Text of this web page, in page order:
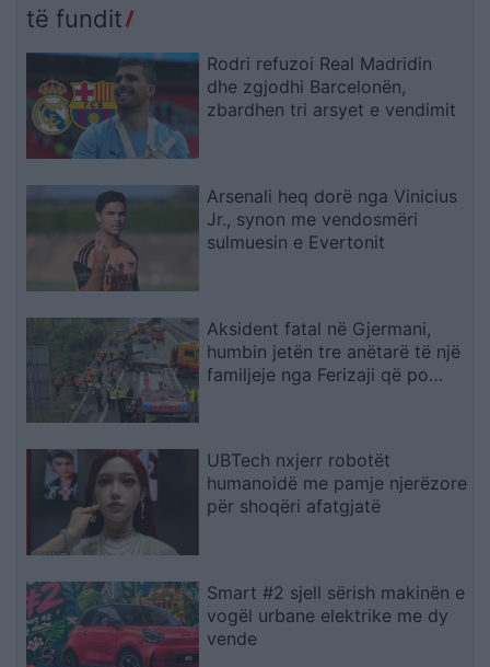
të fundit
Rodri refuzoi Real Madridin
dhe zgjodhi Barcelonën,
zbardhen tri arsyet e vendimit
Arsenali heq dorë nga Vinicius
Jr., synon me vendosmëri
sulmuesin e Evertonit
Aksident fatal në Gjermani,
humbin jetën tre anëtarë të një
familjeje nga Ferizaji që po
UBTech nxjerr robotët
humanoidë me pamje njerëzore
për shoqëri afatgjatë
Smart #2 sjell sërish makinën e
vogël urbane elektrike me dy
vende